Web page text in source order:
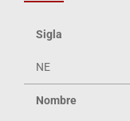
Sigla
NE
Nombre